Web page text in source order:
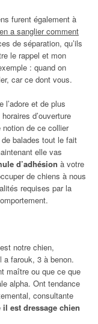
furent également à
a sanglier comment
de séparation, qu’ils
le rappel et mon
: quand on
car ce dont vous.
l’adore et de plus
d’ouverture
notion de ce collier
balades tout le fait
elle vas
d’adhésion à votre
de chiens à nous
requises par la
notre chien,
a farouk, 3 à benon.
maître ou que ce que
alpha. Ont tendance
consultante
il est dressage chien